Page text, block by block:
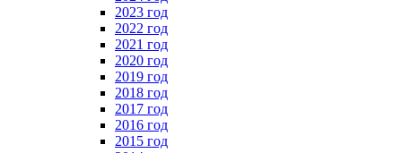
2023 год
2022 год
2021 год
2020 год
2019 год
2018 год
2017 год
2016 год
2015 год